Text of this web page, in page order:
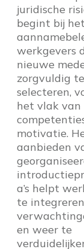
juridische
begint bij het
werkgevers
nieuwe
zorgvuldig te
selecteren,
het vlak van
motivatie.
aanbieden
a’s helpt
te
en weer te